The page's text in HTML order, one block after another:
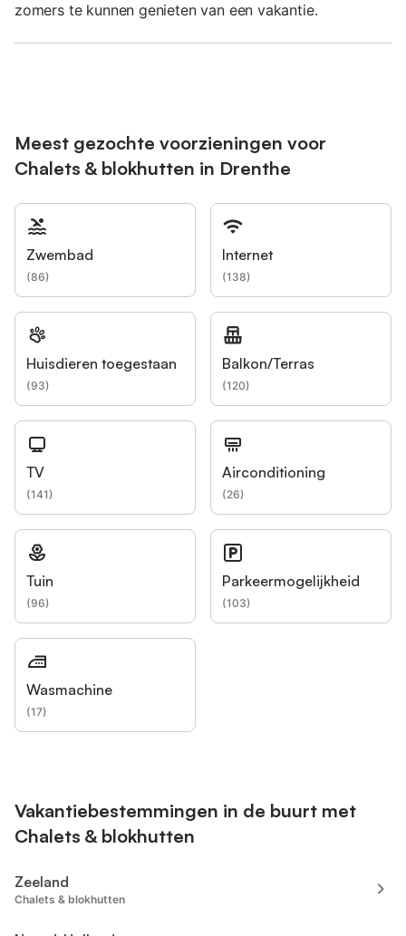
zomers te kunnen genieten van een vakantie.
Meest gezochte voorzieningen voor
Chalets & blokhutten in Drenthe
Zwembad
(86)
Internet
(138)
Huisdieren toegestaan
(93)
Balkon/Terras
(120)
TV
(141)
Airconditioning
(26)
Tuin
(96)
Parkeermogelijkheid
(103)
Wasmachine
(17)
Vakantiebestemmingen in de buurt met
Chalets & blokhutten
Zeeland
Chalets & blokhutten